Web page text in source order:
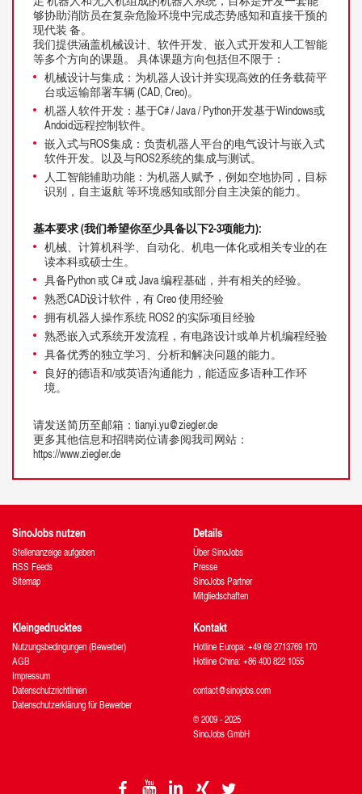
够协助消防员在复杂危险环境中完成态势感知和直接干预的
现代装 备。
我们提供涵盖机械设计、软件开发、嵌入式开发和人工智能
等多个方向的课题。 具体课题方向包括但不限于：
机械设计与集成：为机器人设计并实现高效的任务载荷平
台或运输部署车辆 (CAD, Creo)。
机器人软件开发：基于C# / Java / Python开发基于Windows或
Andoid远程控制软件。
嵌入式与ROS集成：负责机器人平台的电气设计与嵌入式
软件开发。以及与ROS2系统的集成与测试。
人工智能辅助功能：为机器人赋予，例如空地协同，目标
识别，自主返航 等环境感知或部分自主决策的能力。
基本要求 (我们希望你至少具备以下2-3项能力):
机械、计算机科学、自动化、机电一体化或相关专业的在
读本科或硕士生。
具备Python 或 C# 或 Java 编程基础，并有相关的经验。
熟悉CAD设计软件，有 Creo 使用经验
拥有机器人操作系统 ROS2 的实际项目经验
熟悉嵌入式系统开发流程，有电路设计或单片机编程经验
具备优秀的独立学习、分析和解决问题的能力。
良好的德语和/或英语沟通能力，能适应多语种工作环
境。
请发送简历至邮箱：tianyi.yu@ziegler.de
更多其他信息和招聘岗位请参阅我司网站：
https://www.ziegler.de
SinoJobs nutzen
Stellenanzeige aufgeben
RSS Feeds
Sitemap
Details
Über SinoJobs
Presse
SinoJobs Partner
Mitgliedschaften
Kleingedrucktes
Nutzungsbedingungen (Bewerber)
AGB
Impressum
Datenschutzrichtlinien
Datenschutzerklärung für Bewerber
Kontakt
Hotline Europa: +49 69 2713769 170
Hotline China: +86 400 822 1055
contact@sinojobs.com
© 2009 - 2025
SinoJobs GmbH